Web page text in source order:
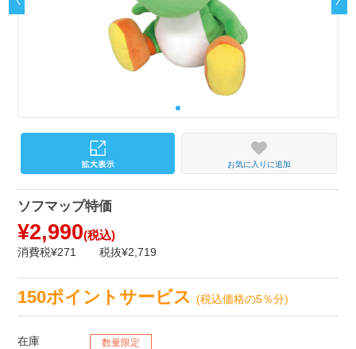
お気に入りに追加
ソフマップ特価
¥2,990(税込)
消費税¥271 税抜¥2,719
150ポイントサービス(税込価格の5％分)
在庫 数量限定